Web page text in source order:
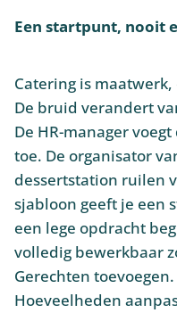
Een startpunt, nooit
Catering is
De bruid verandert
De HR-manager
toe. De organisator
dessertstation ruilen
sjabloon geeft je een
een lege opdracht
volledig bewerkbaar
Gerechten
Hoeveelheden